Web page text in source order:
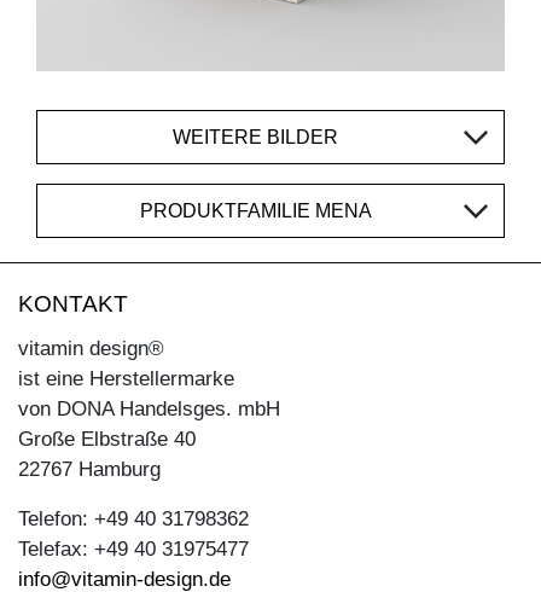
WEITERE BILDER
PRODUKTFAMILIE MENA
KONTAKT
vitamin design®
ist eine Herstellermarke
von DONA Handelsges. mbH
Große Elbstraße 40
22767 Hamburg
Telefon: +49 40 31798362
Telefax: +49 40 31975477
info@vitamin-design.de